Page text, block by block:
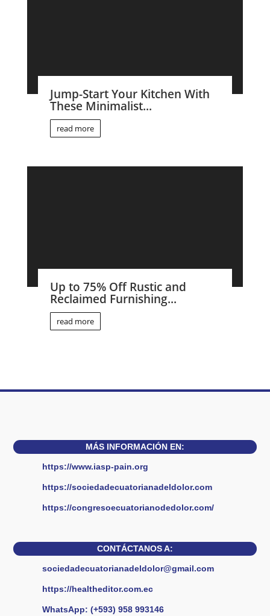
Jump-Start Your Kitchen With
These Minimalist...
read more
Up to 75% Off Rustic and
Reclaimed Furnishing...
read more
MÁS INFORMACIÓN EN:
https://www.iasp-pain.org
https://sociedadecuatorianadeldolor.com
https://congresoecuatorianodedolor.com/
CONTÁCTANOS A:
sociedadecuatorianadeldolor@gmail.com
https://healtheditor.com.ec
WhatsApp: (+593) 958 993146